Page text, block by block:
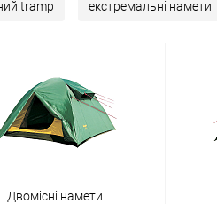
tramp екстремальні намети
Двомісні намети